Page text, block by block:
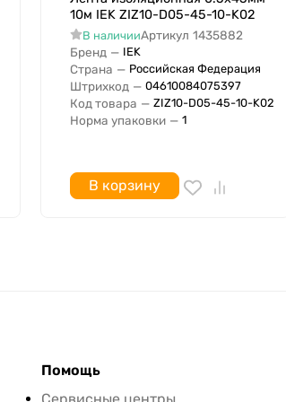
10м IEK ZIZ10-D05-45-10-K02
В наличииАртикул 1435882
Бренд — IEK
Страна — Российская Федерация
Штрихкод — 04610084075397
Код товара — ZIZ10-D05-45-10-K02
Норма упаковки — 1
В корзину
Помощь
Сервисные центры